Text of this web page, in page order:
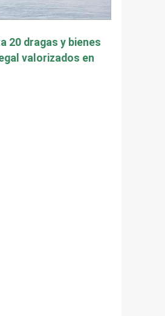
20 dragas y bienes
valorizados en